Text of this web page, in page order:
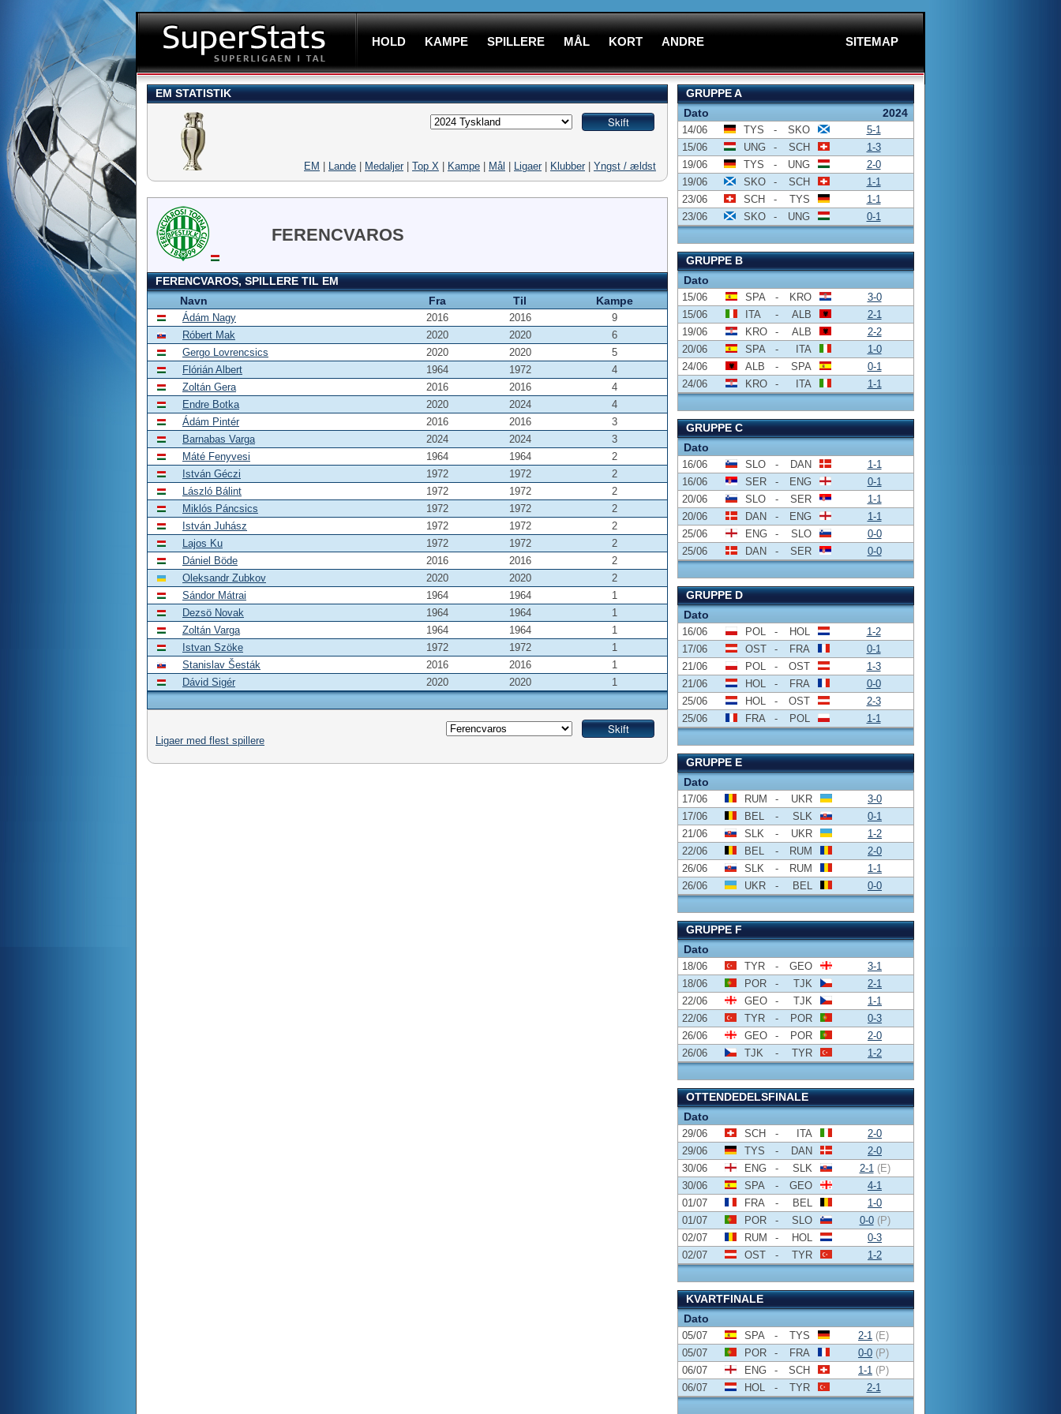
HOLD KAMPE SPILLERE MÅL KORT ANDRE SITEMAP
EM STATISTIK
EM Lande Medaljer Top X Kampe Mål Ligaer Klubber Yngst / ældst
FERENCVAROS
FERENCVAROS, SPILLERE TIL EM
Navn
Fra Til Kampe
Ádám Nagy 2016 2016
9
Róbert Mak
2020 2020
6
Gergo Lovrencsics
2020 2020
5
Flórián Albert
1964 1972
4
Zoltán Gera
2016 2016
4
Endre Botka
2020 2024
4
Ádám Pintér
2016 2016
3
Barnabas Varga
2024 2024
3
Máté Fenyvesi
1964 1964
2
István Géczi
1972 1972
2
László Bálint
1972 1972
2
Miklós Páncsics
1972 1972
2
István Juhász
1972 1972
2
Lajos Ku
1972 1972
2
Dániel Böde
2016 2016
2
Oleksandr Zubkov
2020 2020
2
Sándor Mátrai
1964 1964
1
Dezsö Novak
1964 1964
1
Zoltán Varga
1964 1964
1
Istvan Szöke
1972 1972
1
Stanislav Šesták
2016 2016
1
Dávid Sigér
2020 2020 1
Ligaer med flest spillere
GRUPPE A
Dato
2024
14/06 TYS - SKO
5-1
15/06
UNG - SCH
1-3
19/06
TYS - UNG
2-0
19/06
SKO - SCH
1-1
23/06
SCH - TYS
1-1
23/06
SKO - UNG 0-1
GRUPPE B
Dato
15/06 SPA - KRO
3-0
15/06
ITA - ALB
2-1
19/06
KRO - ALB
2-2
20/06
SPA - ITA
1-0
24/06
ALB - SPA
0-1
24/06
KRO - ITA 1-1
GRUPPE C
Dato
16/06 SLO - DAN
1-1
16/06
SER - ENG
0-1
20/06
SLO - SER
1-1
20/06
DAN - ENG
1-1
25/06
ENG - SLO
0-0
25/06
DAN - SER 0-0
GRUPPE D
Dato
16/06 POL - HOL
1-2
17/06
OST - FRA
0-1
21/06
POL - OST
1-3
21/06
HOL - FRA
0-0
25/06
HOL - OST
2-3
25/06
FRA - POL 1-1
GRUPPE E
Dato
17/06 RUM - UKR
3-0
17/06
BEL - SLK
0-1
21/06
SLK - UKR
1-2
22/06
BEL - RUM
2-0
26/06
SLK - RUM
1-1
26/06
UKR - BEL 0-0
GRUPPE F
Dato
18/06 TYR - GEO
3-1
18/06
POR - TJK
2-1
22/06
GEO - TJK
1-1
22/06
TYR - POR
0-3
26/06
GEO - POR
2-0
26/06
TJK - TYR 1-2
OTTENDEDELSFINALE
Dato
29/06 SCH - ITA
2-0
29/06
TYS - DAN
2-0
30/06
ENG - SLK 2-1 (E)
30/06
SPA - GEO
4-1
01/07
FRA - BEL
1-0
01/07
POR - SLO 0-0 (P)
02/07
RUM - HOL
0-3
02/07
OST - TYR 1-2
KVARTFINALE
Dato
05/07 SPA - TYS 2-1 (E)
05/07
POR - FRA 0-0 (P)
06/07
ENG - SCH 1-1 (P)
06/07
HOL - TYR 2-1